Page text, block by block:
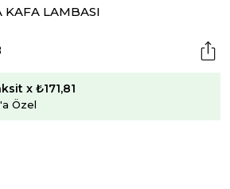
KAFA LAMBASI
x ₺171,81
Özel